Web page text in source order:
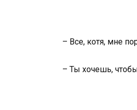
– Все, котя, мне
– Ты хочешь,